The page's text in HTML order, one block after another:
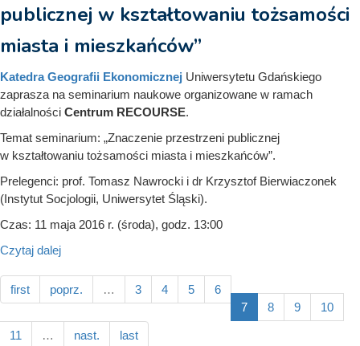
publicznej w kształtowaniu tożsamości
miasta i mieszkańców”
Katedra Geografii Ekonomicznej Uniwersytetu Gdańskiego
zaprasza na seminarium naukowe organizowane w ramach
działalności Centrum RECOURSE.
Temat seminarium: „Znaczenie przestrzeni publicznej
w kształtowaniu tożsamości miasta i mieszkańców”.
Prelegenci: prof. Tomasz Nawrocki i dr Krzysztof Bierwiaczonek
(Instytut Socjologii, Uniwersytet Śląski).
Czas: 11 maja 2016 r. (środa), godz. 13:00
Czytaj dalej
first poprz. … 3 4 5
6
7
8 9 10
11 … nast. last